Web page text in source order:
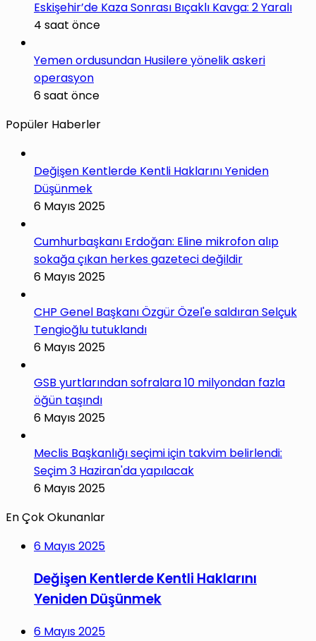
Eskişehir’de Kaza Sonrası Bıçaklı Kavga: 2 Yaralı
4 saat önce
Yemen ordusundan Husilere yönelik askeri
operasyon
6 saat önce
Popüler Haberler
Değişen Kentlerde Kentli Haklarını Yeniden
Düşünmek
6 Mayıs 2025
Cumhurbaşkanı Erdoğan: Eline mikrofon alıp
sokağa çıkan herkes gazeteci değildir
6 Mayıs 2025
CHP Genel Başkanı Özgür Özel'e saldıran Selçuk
Tengioğlu tutuklandı
6 Mayıs 2025
GSB yurtlarından sofralara 10 milyondan fazla
öğün taşındı
6 Mayıs 2025
Meclis Başkanlığı seçimi için takvim belirlendi:
Seçim 3 Haziran'da yapılacak
6 Mayıs 2025
En Çok Okunanlar
6 Mayıs 2025
Değişen Kentlerde Kentli Haklarını
Yeniden Düşünmek
6 Mayıs 2025